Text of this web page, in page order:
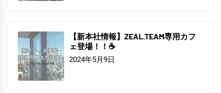
【新本社情報】ZEAL.TEAM専用カフ
ェ登場！！☕
2024年5月9日